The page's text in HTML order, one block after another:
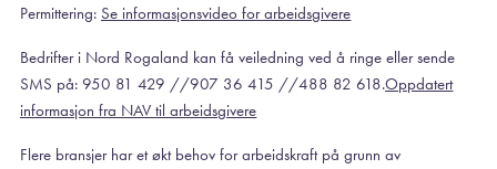
Permittering: Se informasjonsvideo for arbeidsgivere
Bedrifter i Nord Rogaland kan få veiledning ved å ringe eller sende
SMS på: 950 81 429 //907 36 415 //488 82 618.Oppdatert
informasjon fra NAV til arbeidsgivere
Flere bransjer har et økt behov for arbeidskraft på grunn av